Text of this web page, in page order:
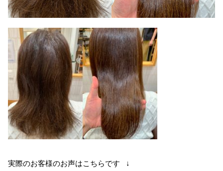
実際のお客様のお声はこちらです ↓